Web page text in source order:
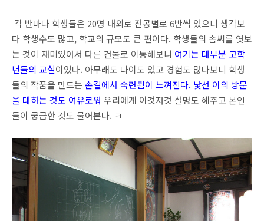
각 반마다 학생들은 20명 내외로 전공별로 6반씩 있으니 생각보
다 학생수도 많고, 학교의 규모도 큰 편이다. 학생들의 솜씨를 엿보
는 것이 재미있어서 다른 건물로 이동해보니 여기는 대부분 고학
년들의 교실이었다. 아무래도 나이도 있고 경험도 많다보니 학생
들의 작품을 만드는 손길에서 숙련됨이 느껴진다. 낯선 이의 방문
을 대하는 것도 여유로워 우리에게 이것저것 설명도 해주고 본인
들이 궁금한 것도 물어본다. ㅋ